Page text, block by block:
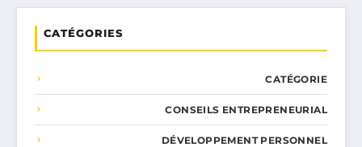
CATÉGORIES
CATÉGORIE
CONSEILS ENTREPRENEURIAL
DÉVELOPPEMENT PERSONNEL